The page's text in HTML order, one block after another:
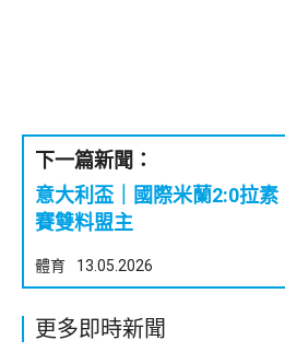
下一篇新聞：
意大利盃｜國際米蘭2:0拉
賽雙料盟主
體育 13.05.2026
更多即時新聞